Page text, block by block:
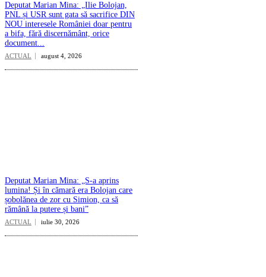
Deputat Marian Mina: „Ilie Bolojan,
PNL și USR sunt gata să sacrifice DIN
NOU interesele României doar pentru
a bifa, fără discernământ, orice
document...
ACTUAL august 4, 2026
Deputat Marian Mina: „S-a aprins
lumina! Și în cămară era Bolojan care
șobolănea de zor cu Simion, ca să
rămână la putere și bani”
ACTUAL iulie 30, 2026